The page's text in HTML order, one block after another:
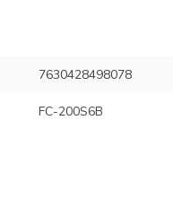
7630428498078
FC-200S6B